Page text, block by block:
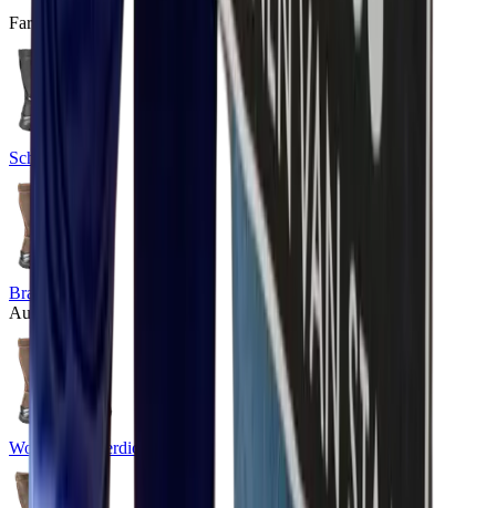
Farbe
Schwarz
Braun
Ausführung
Wolle + Wasserdicht